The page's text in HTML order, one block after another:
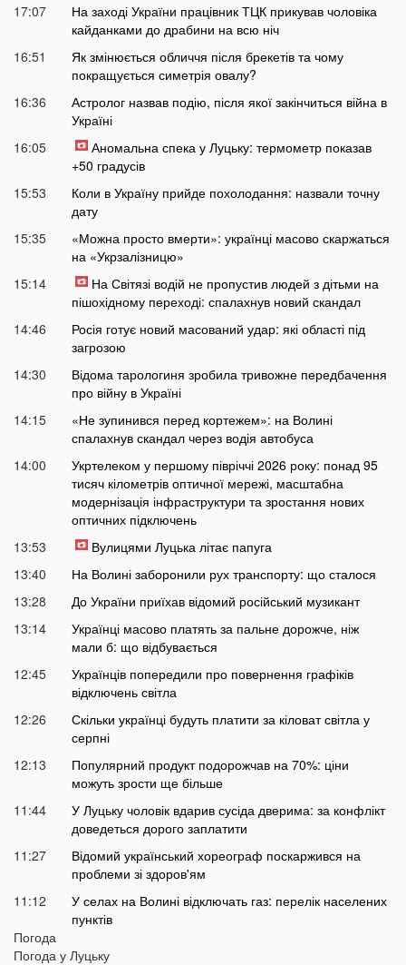
17:07
На заході України працівник ТЦК прикував чоловіка
кайданками до драбини на всю ніч
16:51
Як змінюється обличчя після брекетів та чому
покращується симетрія овалу?
16:36
Астролог назвав подію, після якої закінчиться війна в
Україні
16:05
Аномальна спека у Луцьку: термометр показав
+50 градусів
15:53
Коли в Україну прийде похолодання: назвали точну
дату
15:35
«Можна просто вмерти»: українці масово скаржаться
на «Укрзалізницю»
15:14
На Світязі водій не пропустив людей з дітьми на
пішохідному переході: спалахнув новий скандал
14:46
Росія готує новий масований удар: які області під
загрозою
14:30
Відома тарологиня зробила тривожне передбачення
про війну в Україні
14:15
«Не зупинився перед кортежем»: на Волині
спалахнув скандал через водія автобуса
14:00
Укртелеком у першому півріччі 2026 року: понад 95
тисяч кілометрів оптичної мережі, масштабна
модернізація інфраструктури та зростання нових
оптичних підключень
13:53
Вулицями Луцька літає папуга
13:40
На Волині заборонили рух транспорту: що сталося
13:28
До України приїхав відомий російський музикант
13:14
Українці масово платять за пальне дорожче, ніж
мали б: що відбувається
12:45
Українців попередили про повернення графіків
відключень світла
12:26
Скільки українці будуть платити за кіловат світла у
серпні
12:13
Популярний продукт подорожчав на 70%: ціни
можуть зрости ще більше
11:44
У Луцьку чоловік вдарив сусіда дверима: за конфлікт
доведеться дорого заплатити
11:27
Відомий український хореограф поскаржився на
проблеми зі здоров'ям
11:12
У селах на Волині відключать газ: перелік населених
пунктів
10:56
Погода
Погода у Луцьку